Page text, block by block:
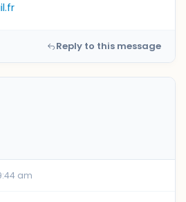
Reply to this message
am